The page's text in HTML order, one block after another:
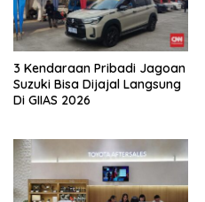
3 Kendaraan Pribadi Jagoan
Suzuki Bisa Dijajal Langsung
Di GIIAS 2026